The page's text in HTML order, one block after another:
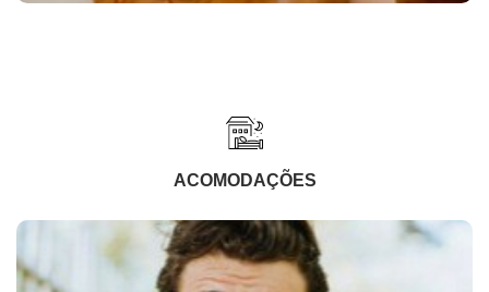
ACOMODAÇÕES